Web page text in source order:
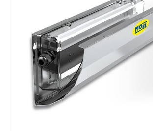
geral@luxivo.pt